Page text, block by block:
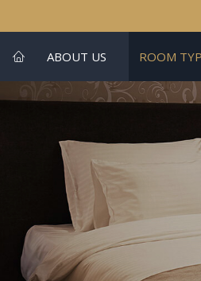
ABOUT US ROOM